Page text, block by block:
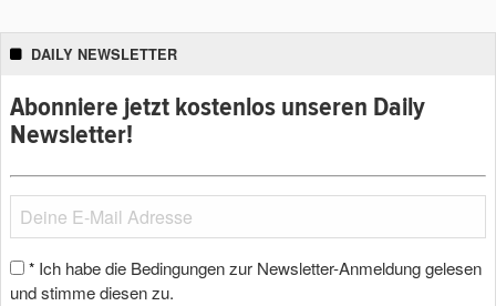
DAILY NEWSLETTER
Abonniere jetzt kostenlos unseren Daily
Newsletter!
* Ich habe die Bedingungen zur Newsletter-Anmeldung gelesen
und stimme diesen zu.